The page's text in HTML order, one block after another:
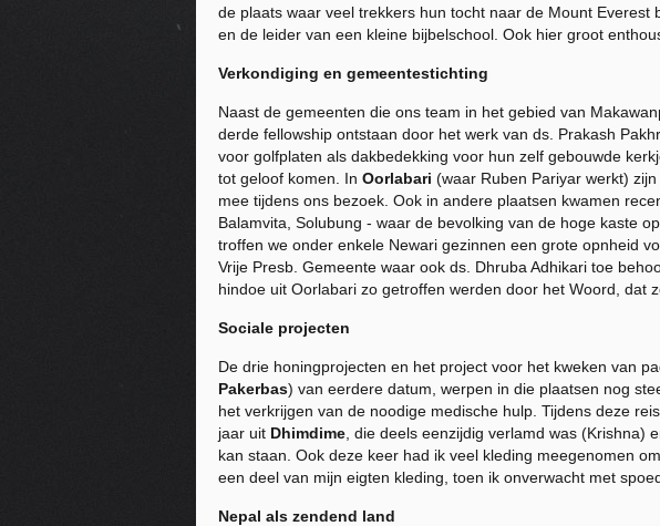
de plaats waar veel trekkers hun tocht naar de Mount
en de leider van een kleine bijbelschool. Ook hier groot
Verkondiging en gemeentestichting
Naast de gemeenten die ons team in het gebied van
derde fellowship ontstaan door het werk van ds. Prakash
voor golfplaten als dakbedekking voor hun zelf gebouwde
tot geloof komen. In Oorlabari (waar Ruben Pariyar werkt)
mee tijdens ons bezoek. Ook in andere plaatsen kwamen
Balamvita, Solubung - waar de bevolking van de hoge kaste
troffen we onder enkele Newari gezinnen een grote opnheid
Vrije Presb. Gemeente waar ook ds. Dhruba Adhikari toe
hindoe uit Oorlabari zo getroffen werden door het Woord, dat
Sociale projecten
De drie honingprojecten en het project voor het kweken van
Pakerbas) van eerdere datum, werpen in die plaatsen nog
het verkrijgen van de noodige medische hulp. Tijdens deze
jaar uit Dhimdime , die deels eenzijdig verlamd was
kan staan. Ook deze keer had ik veel kleding meegenomen
een deel van mijn eigten kleding, toen ik onverwacht met
Nepal als zendend land